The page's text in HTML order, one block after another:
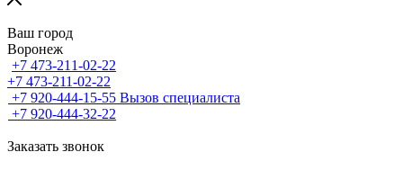
Ваш город
Воронеж
+7 473-211-02-22
+7 473-211-02-22
+7 920-444-15-55 Вызов специалиста
+7 920-444-32-22
Заказать звонок